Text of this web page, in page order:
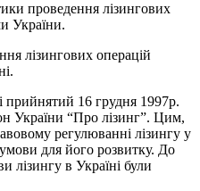
проведення лізингових
України.
лізингових операцій
прийнятий 16 грудня 1997р.
України “Про лізинг”. Цим,
регулюванні лізингу у
для його розвитку. До
лізингу в Україні були